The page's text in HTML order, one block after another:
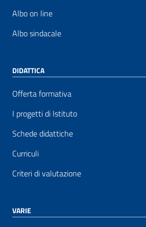
Albo on line
Albo sindacale
DIDATTICA
Offerta formativa
I progetti di Istituto
Schede didattiche
Curriculi
Criteri di valutazione
VARIE